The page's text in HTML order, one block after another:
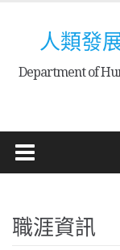
content人類發
Department of
職涯資訊